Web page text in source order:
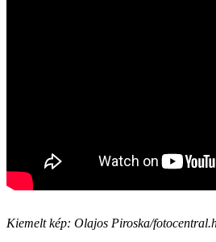
Kiemelt kép: Olajos Piroska/